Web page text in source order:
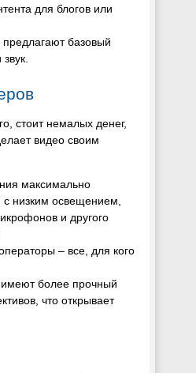
для блогов или
базовый
стоит немалых денег,
видео своим
максимально
низким освещением,
и другого
– все, для кого
более прочный
что открывает